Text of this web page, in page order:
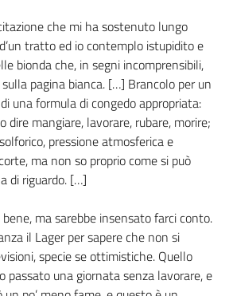
che mi ha sostenuto lungo
tratto ed io contemplo istupidito e
bionda che, in segni incomprensibili,
pagina bianca. […] Brancolo per un
una formula di congedo appropriata:
dire mangiare, lavorare, rubare, morire;
pressione atmosferica e
ma non so proprio come si può
di riguardo. […]
ma sarebbe insensato farci conto.
il Lager per sapere che non si
specie se ottimistiche. Quello
passato una giornata senza lavorare, e